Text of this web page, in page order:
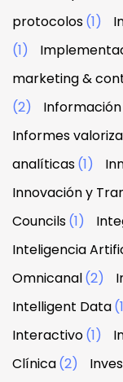
protocolos(1)
(1)
marketing &
(2)
Informes
analíticas(1)
Innovación y
Councils(1)
Inteligencia
Omnicanal(2)
Intelligent Data
Interactivo(1)
Clínica(2)